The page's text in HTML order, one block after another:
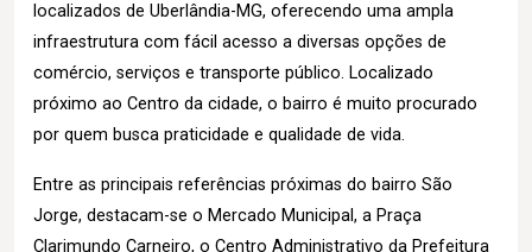
localizados de Uberlândia-MG, oferecendo uma ampla
infraestrutura com fácil acesso a diversas opções de
comércio, serviços e transporte público. Localizado
próximo ao Centro da cidade, o bairro é muito procurado
por quem busca praticidade e qualidade de vida.
Entre as principais referências próximas do bairro São
Jorge, destacam-se o Mercado Municipal, a Praça
Clarimundo Carneiro, o Centro Administrativo da Prefeitura